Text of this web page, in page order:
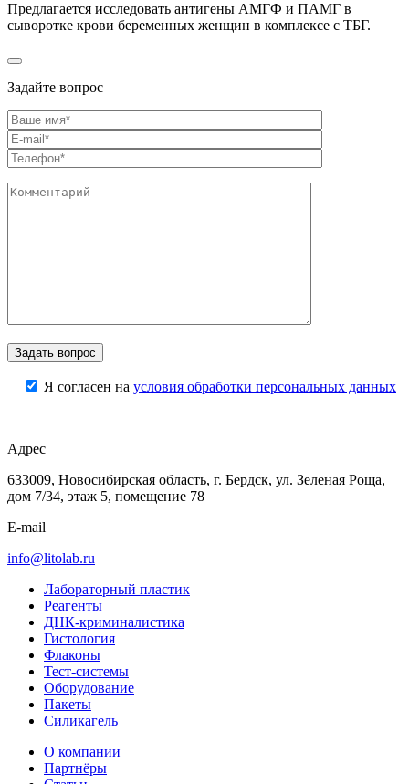
Предлагается исследовать антигены АМГФ и ПАМГ в
сыворотке крови беременных женщин в комплексе с ТБГ.
Задайте вопрос
Я согласен на условия обработки персональных данных
Адрес
633009, Новосибирская область, г. Бердск, ул. Зеленая Роща,
дом 7/34, этаж 5, помещение 78
E-mail
info@litolab.ru
Лабораторный пластик
Реагенты
ДНК-криминалистика
Гистология
Флаконы
Тест-системы
Оборудование
Пакеты
Силикагель
О компании
Партнёры